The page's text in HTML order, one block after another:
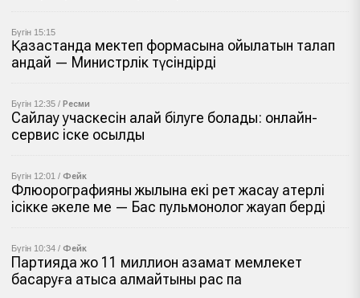
Бүгін 15:15
Қазақстанда мектеп формасына қойылатын талап
қандай — Министрлік түсіндірді
Бүгін 12:35 / Ресми
Сайлау учаскесін қалай білуге болады: онлайн-
сервис іске қосылды
Бүгін 12:01 / Фейк
Флюорографияны жылына екі рет жасау қатерлі
ісікке әкеле ме — Бас пульмонолог жауап берді
Бүгін 10:34 / Фейк
Партияда жоқ 11 миллион азамат мемлекет
басқаруға қатыса алмайтыны рас па